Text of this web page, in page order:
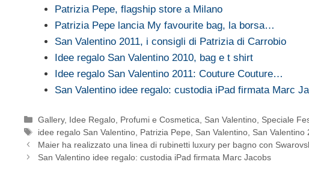
Patrizia Pepe, flagship store a Milano
Patrizia Pepe lancia My favourite bag, la borsa…
San Valentino 2011, i consigli di Patrizia di Carrobio
Idee regalo San Valentino 2010, bag e t shirt
Idee regalo San Valentino 2011: Couture Couture…
San Valentino idee regalo: custodia iPad firmata Marc
Categorie
Gallery, Idee Regalo Profumi e Cosmetica San Valentino Speciale
Tag
idee regalo San Valentino Patrizia Pepe San Valentino San Valentino
Maier ha realizzato una linea di rubinetti luxury per bagno con
San Valentino idee regalo: custodia iPad firmata Marc Jacobs